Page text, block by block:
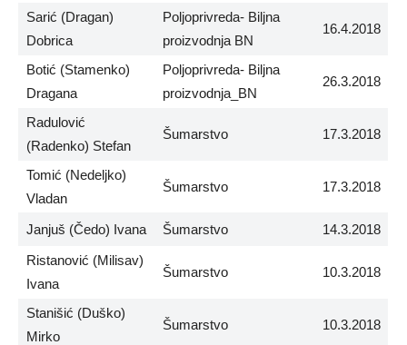
Sarić (Dragan)
Dobrica
Poljoprivreda- Biljna
proizvodnja BN
16.4.2018
Botić (Stamenko)
Dragana
Poljoprivreda- Biljna
proizvodnja_BN
26.3.2018
Radulović
(Radenko) Stefan
Šumarstvo 17.3.2018
Tomić (Nedeljko)
Vladan
Šumarstvo 17.3.2018
Janjuš (Čedo) Ivana Šumarstvo
14.3.2018
Ristanović (Milisav)
Ivana
Šumarstvo 10.3.2018
Stanišić (Duško)
Mirko
Šumarstvo 10.3.2018